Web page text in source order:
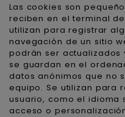
Las cookies son
reciben en el terminal
utilizan para registrar
navegación de un sitio
podrán ser actualizados
se guardan en el
datos anónimos que no
equipo. Se utilizan para
usuario, como el idioma
acceso o